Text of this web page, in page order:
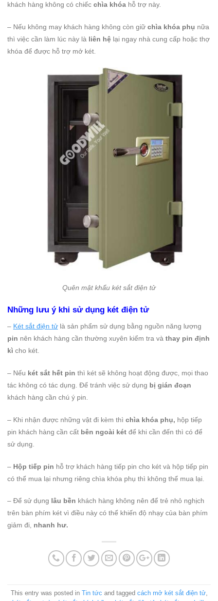
khách hàng không có chiếc chìa khóa hỗ trợ này.
– Nếu không may khách hàng không còn giữ chìa khóa phụ nữa
thì việc cần làm lúc này là liên hệ lại ngay nhà cung cấp hoặc thợ
khóa để được hỗ trợ mở két.
Quên mật khẩu két sắt điện tử
Những lưu ý khi sử dụng két điện tử
– Két sắt điện tử là sản phẩm sử dụng bằng nguồn năng lượng
pin nên khách hàng cần thường xuyên kiểm tra và thay pin định
kì cho két.
– Nếu két sắt hết pin thì két sẽ không hoạt động được, mọi thao
tác không có tác dụng. Để tránh việc sử dụng bị gián đoạn
khách hàng cần chú ý pin.
– Khi nhận được những vật đi kèm thì chìa khóa phụ, hộp tiếp
pin khách hàng cần cất bên ngoài két để khi cần đến thì có để
sử dụng.
– Hộp tiếp pin hỗ trợ khách hàng tiếp pin cho két và hộp tiếp pin
có thể mua lại nhưng riêng chìa khóa phụ thì không thể mua lại.
– Để sử dụng lâu bền khách hàng không nên để trẻ nhỏ nghịch
trên bàn phím két vì điều này có thể khiến độ nhạy của bàn phím
giảm đi, nhanh hư.
This entry was posted in Tin tức and tagged cách mở két sắt điện tử,